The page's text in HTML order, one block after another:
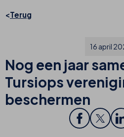
Terug
16 april
Nog een jaar
Tursiops
beschermen